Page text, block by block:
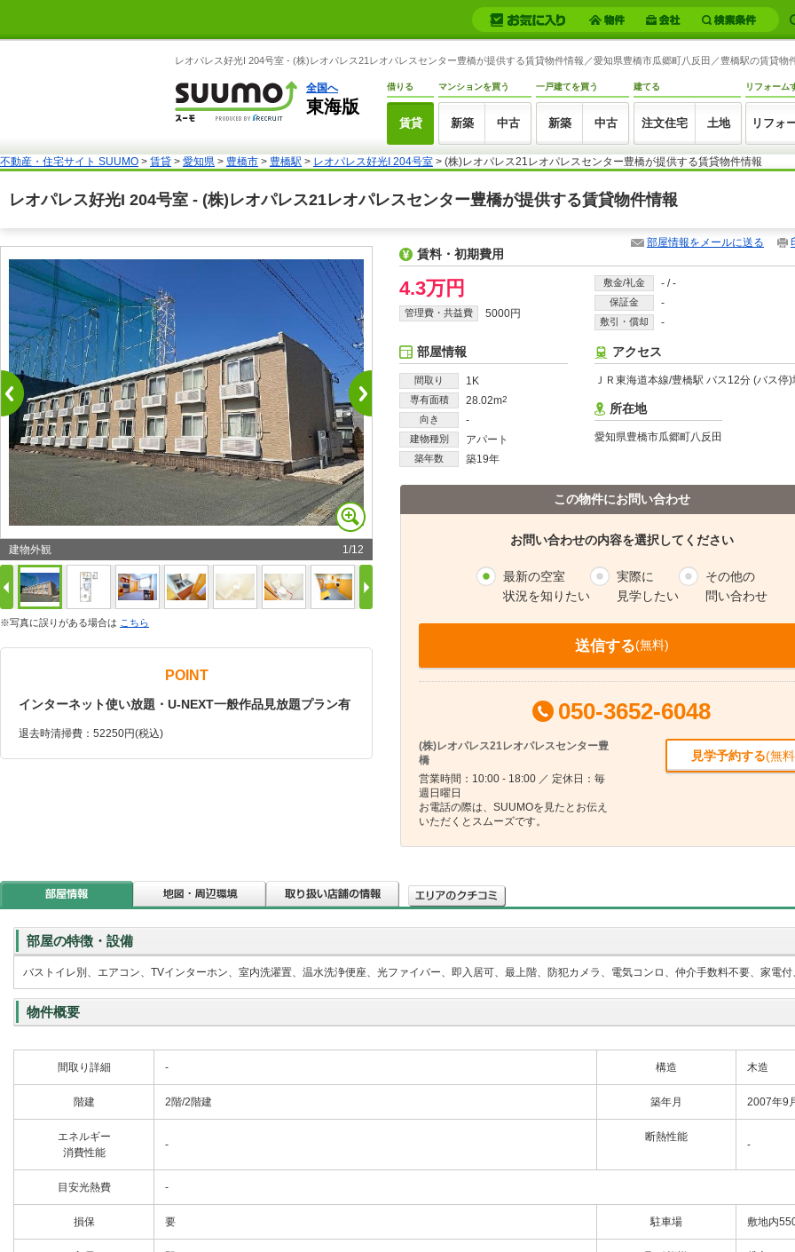
レオパレス好光I 204号室 - (株)レオパレス21レオパレスセンター豊橋が提供する賃貸物件情報／愛知県豊橋市瓜郷町八反田／豊橋駅の賃貸物
全国へ
東海版
借りる
賃貸
マンションを買う
新築 中古
一戸建てを買う
新築 中古
建てる
注文住宅 土地
リフォーム
リフォ
不動産・住宅サイト SUUMO > 賃貸 > 愛知県 > 豊橋市 > 豊橋駅 > レオパレス好光I 204号室 > (株)レオパレス21レオパレスセンター豊橋が提供する賃貸物件情報
レオパレス好光I 204号室 - (株)レオパレス21レオパレスセンター豊橋が提供する賃貸物件情報
建物外観 1/12
※写真に誤りがある場合は こちら
POINT
インターネット使い放題・U-NEXT一般作品見放題プラン有
退去時清掃費：52250円(税込)
部屋情報をメールに送る
賃料・初期費用
4.3万円
管理費・共益費 5000円
敷金/礼金 - /-
保証金 -
敷引・償却 -
部屋情報
間取り 1K
専有面積 28.02m2
向き -
建物種別 アパート
築年数 築19年
アクセス
ＪＲ東海道本線/豊橋駅 バス12分 (バス停
所在地
愛知県豊橋市瓜郷町八反田
この物件にお問い合わせ
お問い合わせの内容を選択してください
最新の空室
状況を知りたい
実際に
見学したい
その他の
問い合わせ
送信する(無料)
050-3652-6048
(株)レオパレス21レオパレスセンター豊
橋
営業時間：10:00 - 18:00 ／ 定休日：毎
週日曜日
お電話の際は、SUUMOを見たとお伝え
いただくとスムーズです。
見学予約する(無
部屋の特徴・設備
バストイレ別、エアコン、TVインターホン、室内洗濯置、温水洗浄便座、光ファイバー、即入居可、最上階、防犯カメラ、電気コンロ、仲介手数料不要、家電
物件概要
間取り詳細 - 構造 木造
階建 2階/2階建 築年月 2007年9
エネルギー
消費性能
-
断熱性能
-
目安光熱費 -
損保 要 駐車場 敷地内